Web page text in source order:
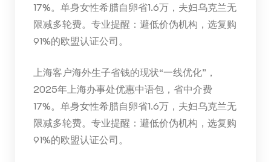
17%。单身女性希腊自卵省1.6万，夫妇乌克兰无
限减多轮费。专业提醒：避低价伪机构，选复购
91%的欧盟认证公司。
上海客户海外生子省钱的现状“一线优化”，
2025年上海办事处优惠中语包，省中介费
17%。单身女性希腊自卵省1.6万，夫妇乌克兰无
限减多轮费。专业提醒：避低价伪机构，选复购
91%的欧盟认证公司。